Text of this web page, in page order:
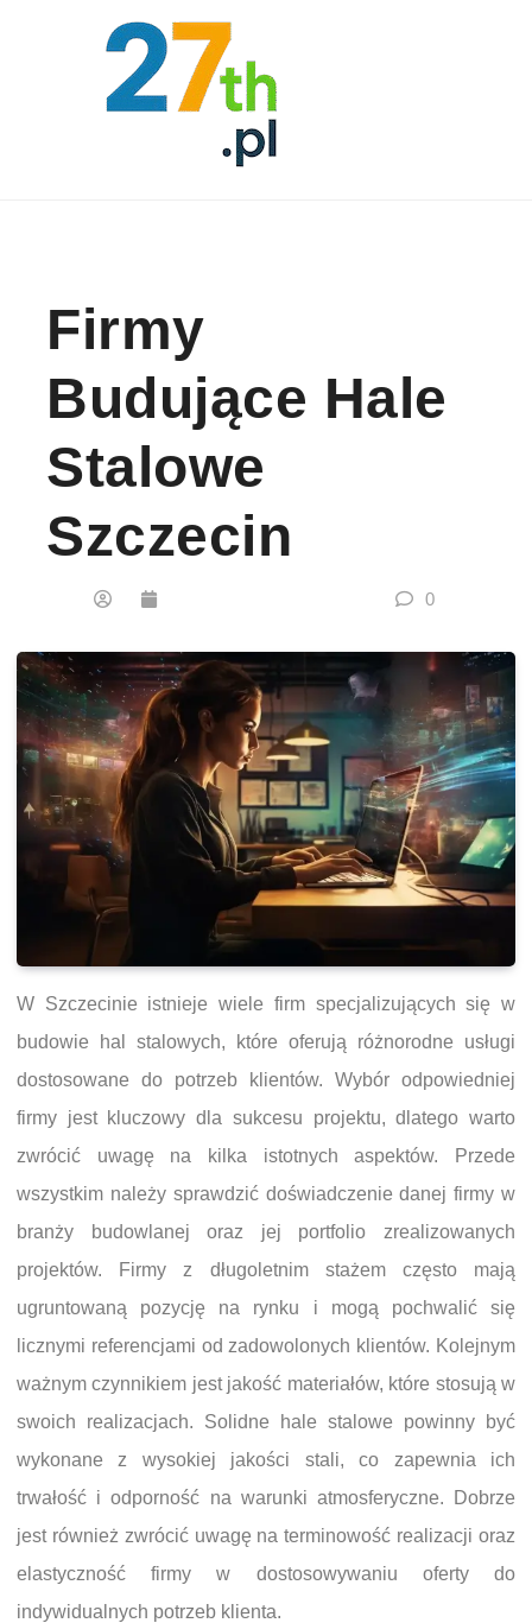
Firmy
Budujące Hale
Stalowe
Szczecin
0
W Szczecinie istnieje wiele firm specjalizujących się w
budowie hal stalowych, które oferują różnorodne usługi
dostosowane do potrzeb klientów. Wybór odpowiedniej
firmy jest kluczowy dla sukcesu projektu, dlatego warto
zwrócić uwagę na kilka istotnych aspektów. Przede
wszystkim należy sprawdzić doświadczenie danej firmy w
branży budowlanej oraz jej portfolio zrealizowanych
projektów. Firmy z długoletnim stażem często mają
ugruntowaną pozycję na rynku i mogą pochwalić się
licznymi referencjami od zadowolonych klientów. Kolejnym
ważnym czynnikiem jest jakość materiałów, które stosują w
swoich realizacjach. Solidne hale stalowe powinny być
wykonane z wysokiej jakości stali, co zapewnia ich
trwałość i odporność na warunki atmosferyczne. Dobrze
jest również zwrócić uwagę na terminowość realizacji oraz
elastyczność firmy w dostosowywaniu oferty do
indywidualnych potrzeb klienta.